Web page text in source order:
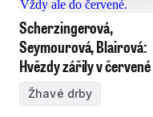
Scherzingerová,
Seymourová, Blairová:
Hvězdy zářily v červené
Žhavé drby